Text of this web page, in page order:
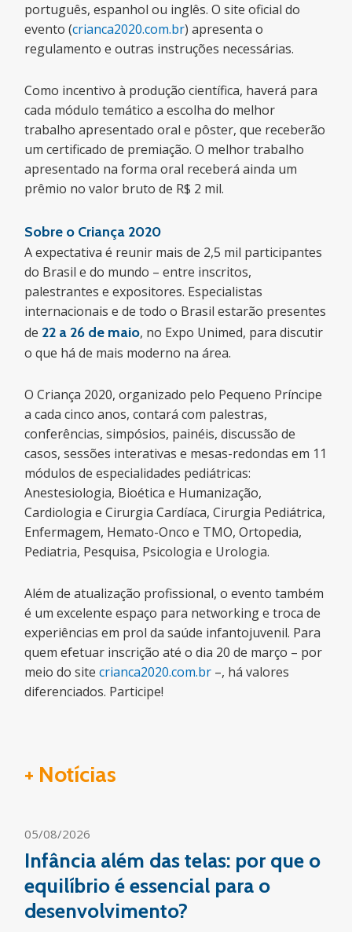
português, espanhol ou inglês. O site oficial do
evento (crianca2020.com.br) apresenta o
regulamento e outras instruções necessárias.
Como incentivo à produção científica, haverá para
cada módulo temático a escolha do melhor
trabalho apresentado oral e pôster, que receberão
um certificado de premiação. O melhor trabalho
apresentado na forma oral receberá ainda um
prêmio no valor bruto de R$ 2 mil.
Sobre o Criança 2020
A expectativa é reunir mais de 2,5 mil participantes
do Brasil e do mundo – entre inscritos,
palestrantes e expositores. Especialistas
internacionais e de todo o Brasil estarão presentes
de 22 a 26 de maio, no Expo Unimed, para discutir
o que há de mais moderno na área.
O Criança 2020, organizado pelo Pequeno Príncipe
a cada cinco anos, contará com palestras,
conferências, simpósios, painéis, discussão de
casos, sessões interativas e mesas-redondas em 11
módulos de especialidades pediátricas:
Anestesiologia, Bioética e Humanização,
Cardiologia e Cirurgia Cardíaca, Cirurgia Pediátrica,
Enfermagem, Hemato-Onco e TMO, Ortopedia,
Pediatria, Pesquisa, Psicologia e Urologia.
Além de atualização profissional, o evento também
é um excelente espaço para networking e troca de
experiências em prol da saúde infantojuvenil. Para
quem efetuar inscrição até o dia 20 de março – por
meio do sitecrianca2020.com.br –, há valores
diferenciados. Participe!
+ Notícias
05/08/2026
Infância além das telas: por que o
equilíbrio é essencial para o
desenvolvimento?